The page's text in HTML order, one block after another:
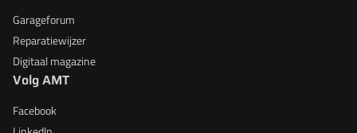
Garageforum
Reparatiewijzer
Digitaal magazine
Volg AMT
Facebook